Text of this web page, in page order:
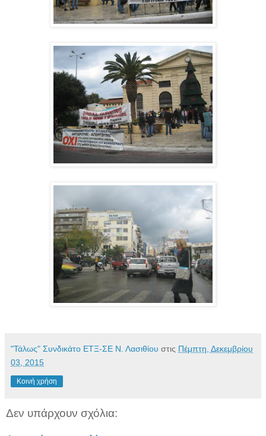
"Τάλως" Συνδικάτο ΕΤΞ-ΣΕ Ν. Λασιθίου στις Πέμπτη, Δεκεμβρίου
03, 2015
Κοινή χρήση
Δεν υπάρχουν σχόλια: